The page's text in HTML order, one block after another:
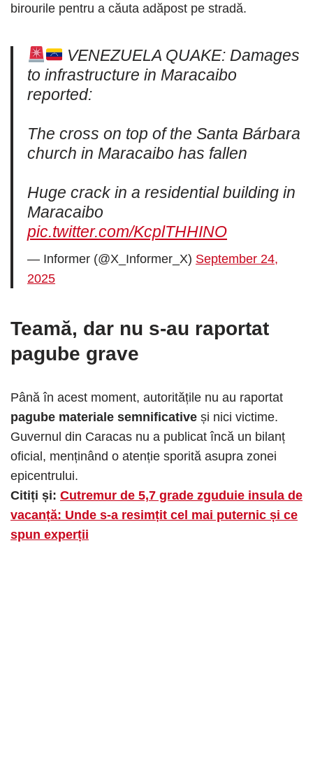
birourile pentru a căuta adăpost pe stradă.
VENEZUELA QUAKE: Damages
to infrastructure in Maracaibo
reported:
The cross on top of the Santa Bárbara
church in Maracaibo has fallen
Huge crack in a residential building in
Maracaibo
pic.twitter.com/KcplTHHINO
— Informer (@X_Informer_X) September 24,
2025
Teamă, dar nu s-au raportat
pagube grave
Până în acest moment, autoritățile nu au raportat
pagube materiale semnificative și nici victime.
Guvernul din Caracas nu a publicat încă un bilanț
oficial, menținând o atenție sporită asupra zonei
epicentrului.
Citiți și: Cutremur de 5,7 grade zguduie insula de
vacanță: Unde s-a resimțit cel mai puternic și ce
spun experții